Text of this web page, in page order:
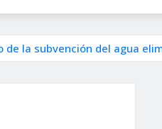
la subvención del agua